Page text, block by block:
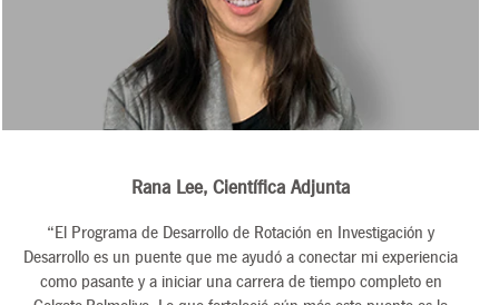
Rana Lee, Científica Adjunta
“El Programa de Desarrollo de Rotación en Investigación y
Desarrollo es un puente que me ayudó a conectar mi experiencia
como pasante y a iniciar una carrera de tiempo completo en